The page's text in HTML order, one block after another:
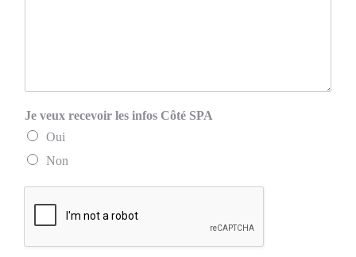
Je veux recevoir les infos Côté SPA
Oui
Non